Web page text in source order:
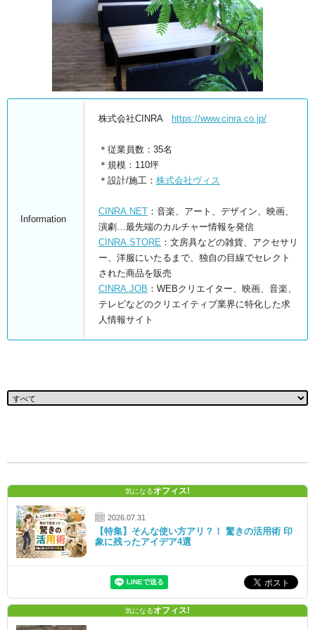
Information
株式会社CINRA https://www.cinra.co.jp/
＊従業員数：35名
＊規模：110坪
＊設計/施工： 株式会社ヴィス
CINRA.NET ：音楽、アート、デザイン、映画、
演劇…最先端のカルチャー情報を発信
CINRA.STORE ：文房具などの雑貨、アクセサリ
ー、洋服にいたるまで、独自の目線でセレクト
された商品を販売
CINRA.JOB ：WEBクリエイター、映画、音楽、
テレビなどのクリエイティブ業界に特化した求
人情報サイト
気になるオフィス!
2026.07.31
【特集】そんな使い方アリ？！ 驚きの活用術 印
象に残ったアイデア4選
気になるオフィス!